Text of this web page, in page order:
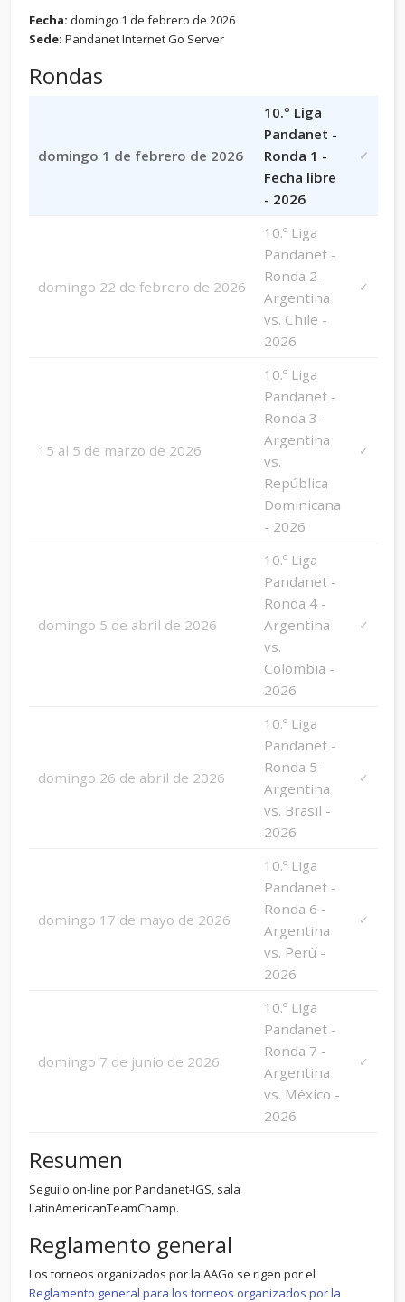
Fecha: domingo 1 de febrero de 2026
Sede: Pandanet Internet Go Server
Rondas
domingo 1 de febrero de 2026
10.º Liga
Pandanet -
Ronda 1 -
Fecha libre
- 2026
✓
domingo 22 de febrero de 2026
10.º Liga
Pandanet -
Ronda 2 -
Argentina
vs. Chile -
2026
✓
15 al 5 de marzo de 2026
10.º Liga
Pandanet -
Ronda 3 -
Argentina
vs.
República
Dominicana
- 2026
✓
domingo 5 de abril de 2026
10.º Liga
Pandanet -
Ronda 4 -
Argentina
vs.
Colombia -
2026
✓
domingo 26 de abril de 2026
10.º Liga
Pandanet -
Ronda 5 -
Argentina
vs. Brasil -
2026
✓
domingo 17 de mayo de 2026
10.º Liga
Pandanet -
Ronda 6 -
Argentina
vs. Perú -
2026
✓
domingo 7 de junio de 2026
10.º Liga
Pandanet -
Ronda 7 -
Argentina
vs. México -
2026
✓
Resumen
Seguilo on-line por Pandanet-IGS, sala
LatinAmericanTeamChamp.
Reglamento general
Los torneos organizados por la AAGo se rigen por el
Reglamento general para los torneos organizados por la